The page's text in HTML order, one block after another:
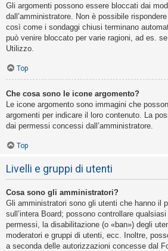
Gli argomenti possono essere bloccati dai
dall’amministratore. Non è possibile
così come i sondaggi chiusi terminano
può venire bloccato per varie ragioni, ad es.
Utilizzo.
Top
Che cosa sono le icone argomento?
Le icone argomento sono immagini che
argomenti per indicare il loro contenuto. La
dai permessi concessi dall’amministratore.
Top
Livelli e gruppi di utenti
Cosa sono gli amministratori?
Gli amministratori sono gli utenti che hanno il
sull’intera Board; possono controllare
permessi, la disabilitazione (o «ban») degli
moderatori e gruppi di utenti, ecc. Inoltre,
a seconda delle autorizzazioni concesse dal